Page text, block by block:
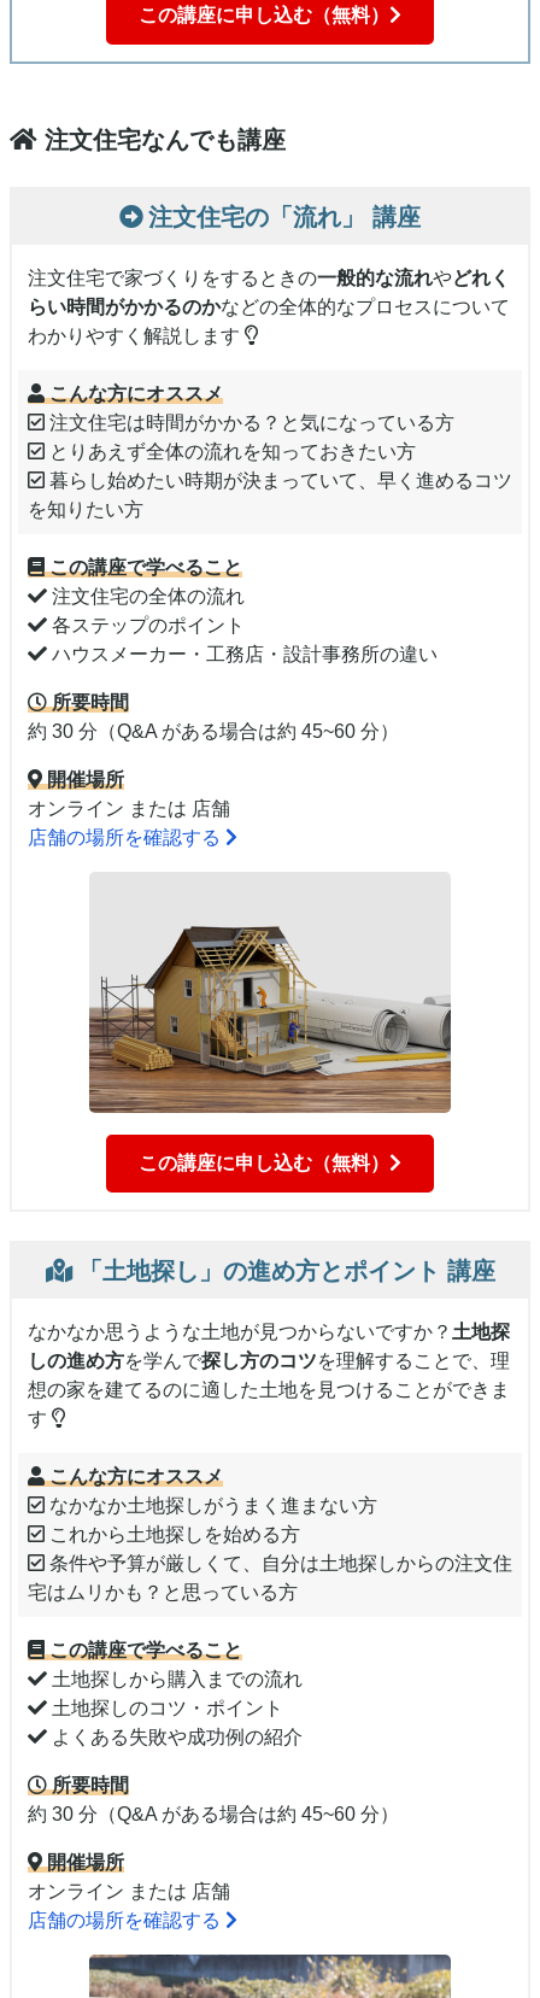
この講座に申し込む（無料）
注文住宅なんでも講座
注文住宅の「流れ」 講座
注文住宅で家づくりをするときの一般的な流れやどれく
らい時間がかかるのかなどの全体的なプロセスについて
わかりやすく解説します
こんな方にオススメ
注文住宅は時間がかかる？と気になっている方
とりあえず全体の流れを知っておきたい方
暮らし始めたい時期が決まっていて、早く進めるコツ
を知りたい方
この講座で学べること
注文住宅の全体の流れ
各ステップのポイント
ハウスメーカー・工務店・設計事務所の違い
所要時間
約 30 分（Q&A がある場合は約 45~60 分）
開催場所
オンライン または 店舗
店舗の場所を確認する
この講座に申し込む（無料）
「土地探し」の進め方とポイント 講座
なかなか思うような土地が見つからないですか？ 土地探
しの進め方を学んで探し方のコツを理解することで、理
想の家を建てるのに適した土地を見つけることができま
す
こんな方にオススメ
なかなか土地探しがうまく進まない方
これから土地探しを始める方
条件や予算が厳しくて、自分は土地探しからの注文住
宅はムリかも？と思っている方
この講座で学べること
土地探しから購入までの流れ
土地探しのコツ・ポイント
よくある失敗や成功例の紹介
所要時間
約 30 分（Q&A がある場合は約 45~60 分）
開催場所
オンライン または 店舗
店舗の場所を確認する